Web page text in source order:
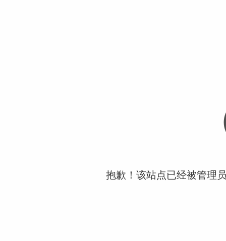
抱歉！该站点已经被管理